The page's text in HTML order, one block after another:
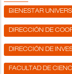
BIENESTAR
DIRECCIÓN DE
DIRECCIÓN DE
FACULTAD DE